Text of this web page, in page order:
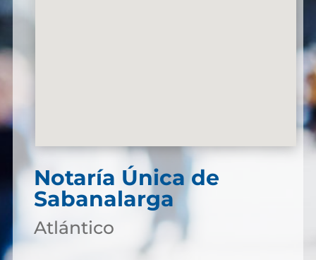
Notaría Única de
Sabanalarga
Atlántico